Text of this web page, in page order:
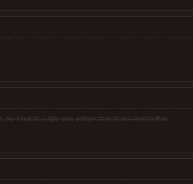
der Inhalt ist vulgär oder entspricht nicht den Vorschriften.